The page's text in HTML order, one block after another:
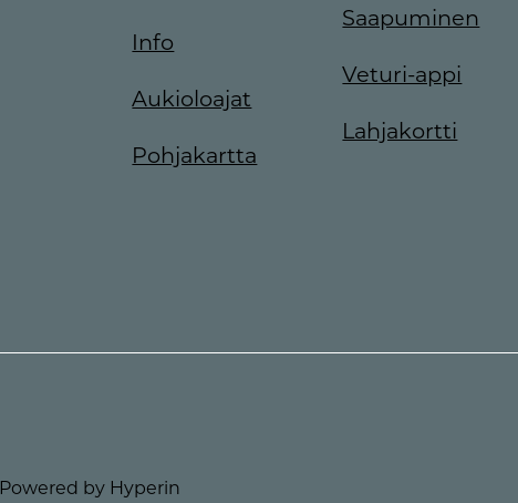
Info
Aukioloajat
Pohjakartta
Saapuminen
Veturi-appi
Lahjakortti
Powered by Hyperin